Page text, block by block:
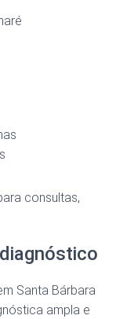
consultas,
Santa Bárbara
ampla e